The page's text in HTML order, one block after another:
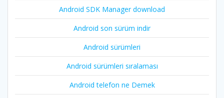
Android SDK Manager download
Android son sürüm indir
Android sürümleri
Android sürümleri sıralaması
Android telefon ne Demek